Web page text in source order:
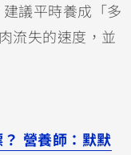
議平時養成「多
流失的速度，並
營養師：默默